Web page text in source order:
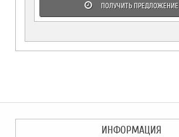
ПОЛУЧИТЬ ПРЕДЛОЖЕНИЕ
ИНФОРМАЦИЯ